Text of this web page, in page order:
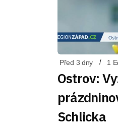
Před 3 dny 1
Ostrov:
Schlicka